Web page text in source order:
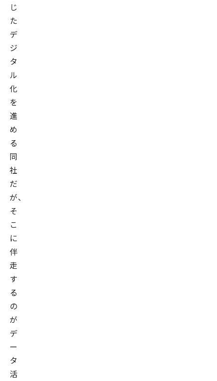
じ
た
デ
ジ
タ
ル
化
を
進
め
る
同
社
だ
が、
そ
こ
に
伴
走
す
る
の
が
デ
ー
タ
活